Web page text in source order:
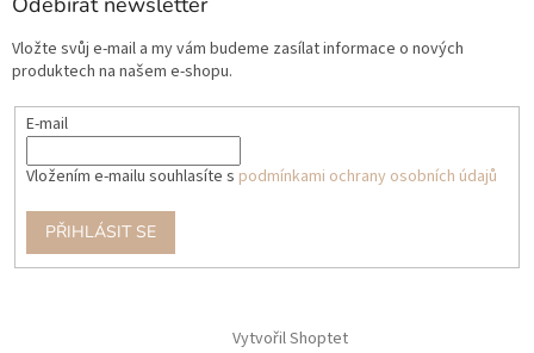
Vložte svůj e-mail a my vám budeme zasílat informace o nových
produktech na našem e-shopu.
E-mail
Vložením e-mailu souhlasíte s podmínkami ochrany osobních údajů
PŘIHLÁSIT SE
Vytvořil Shoptet